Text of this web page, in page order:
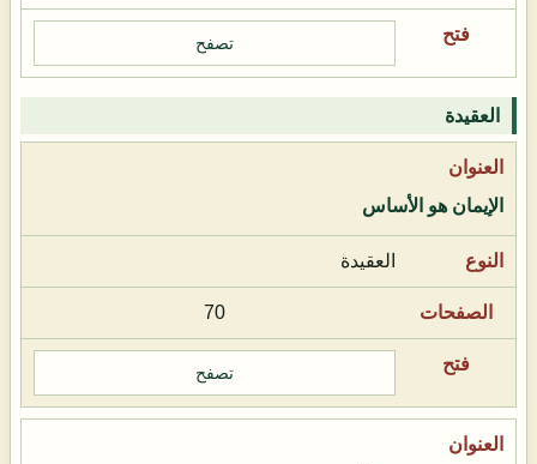
تصفح
العقيدة
الإيمان هو الأساس
العقيدة
70
تصفح